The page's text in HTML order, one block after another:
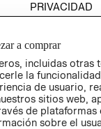
PRIVACIDAD
AVISO DE
COOKIES
LIBRO DE
a comprar
incluidas otras
la
de usuario,
sitios web,
de plataformas
sobre el